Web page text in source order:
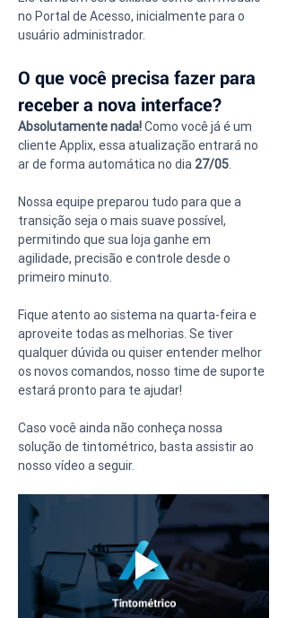
no Portal de Acesso, inicialmente para o
usuário administrador.
O que você precisa fazer para
receber a nova interface?
Absolutamente nada! Como você já é um
cliente Applix, essa atualização entrará no
ar de forma automática no dia 27/05.
Nossa equipe preparou tudo para que a
transição seja o mais suave possível,
permitindo que sua loja ganhe em
agilidade, precisão e controle desde o
primeiro minuto.
Fique atento ao sistema na quarta-feira e
aproveite todas as melhorias. Se tiver
qualquer dúvida ou quiser entender melhor
os novos comandos, nosso time de suporte
estará pronto para te ajudar!
Caso você ainda não conheça nossa
solução de tintométrico, basta assistir ao
nosso vídeo a seguir.